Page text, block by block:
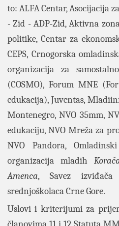
to: ALFA Centar, Asocijacija
- Zid - ADP-Zid, Aktivna
politike, Centar za
CEPS, Crnogorska
organizacija za
(COSMO), Forum MNE
edukacija), Juventas,
Montenegro, NVO 35mm,
edukaciju, NVO Mreža za
NVO Pandora,
organizacija mladih
Amenca, Savez
srednjoškolaca Crne Gore.
Uslovi i kriterijumi za